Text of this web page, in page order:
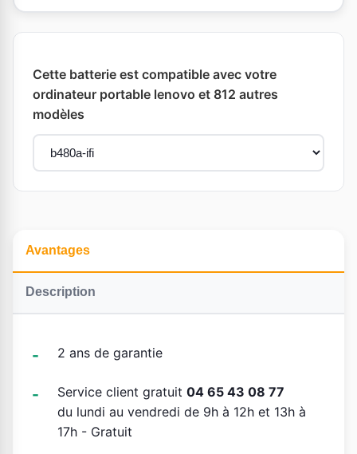
Cette batterie est compatible avec votre
ordinateur portable lenovo et 812 autres
modèles
Avantages
Description
2 ans de garantie
Service client gratuit 04 65 43 08 77
du lundi au vendredi de 9h à 12h et 13h à
17h - Gratuit